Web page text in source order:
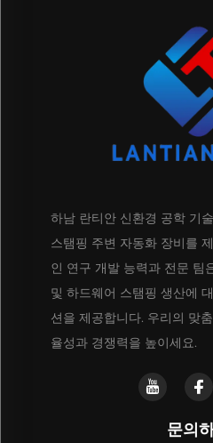
하남 란티안 신환경 공학 기
스탬핑 주변 자동화 장비를
인 연구 개발 능력과 전문 팀
및 하드웨어 스탬핑 생산에
션을 제공합니다. 우리의 맞
율성과 경쟁력을 높이세요.
문의